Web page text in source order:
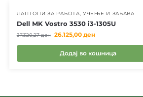
ЛАПТОПИ ЗА РАБОТА, УЧЕЊЕ И ЗАБАВА
Dell MK Vostro 3530 i3-1305U
37.320,27ден 26.125,00 ден
Додај во кошница